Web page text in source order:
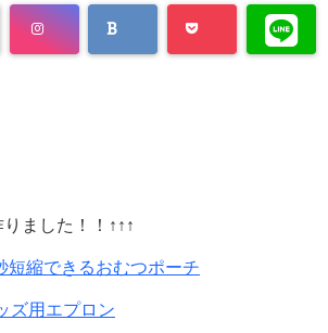
ました！！↑↑↑
短縮できるおむつポーチ
ズ用エプロン